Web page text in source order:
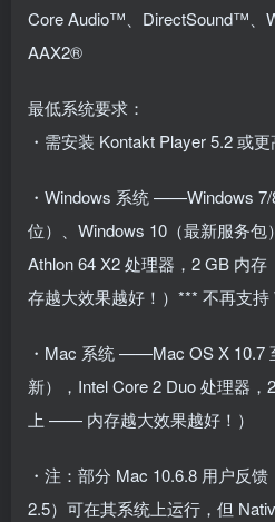
Core Audio™、DirectSound™、
AAX2®
最低系统要求：
・需安装 Kontakt Player 5.2 或
・Windows 系统 ——Windows
位）、Windows 10（最新服务包
Athlon 64 X2 处理器，2 GB 内
存越大效果越好！）*** 不再支
・Mac 系统 ——Mac OS X 10.7
新），Intel Core 2 Duo 处理器
上 —— 内存越大效果越好！）
・注：部分 Mac 10.6.8 用户反
2.5）可在其系统上运行，但